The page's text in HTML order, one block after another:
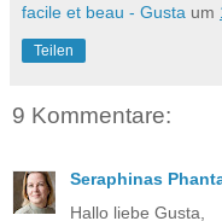
facile et beau - Gusta um
Teilen
9 Kommentare:
Seraphinas
Hallo liebe Gusta,